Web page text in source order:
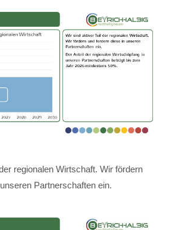
regionalen Wirtschaft. Wir fördern
Partnerschaften ein.